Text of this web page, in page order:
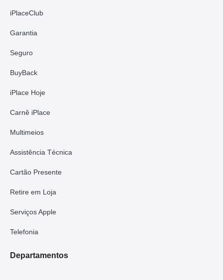
iPlaceClub
Garantia
Seguro
BuyBack
iPlace Hoje
Carnê iPlace
Multimeios
Assistência Técnica
Cartão Presente
Retire em Loja
Serviços Apple
Telefonia
Departamentos